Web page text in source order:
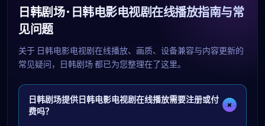
日韩剧场 · 日韩电影电视剧在线播放指南与常
见问题
关于 日韩电影电视剧在线播放、画质、设备兼容与内容更新的
常见疑问，
日韩剧场 都已为您整理在了这里。
日韩剧场提供日韩电影电视剧在线播放需要注册或付
费吗？
+